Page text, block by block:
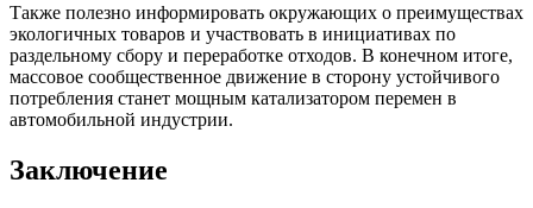
Также полезно информировать окружающих о преимуществах
экологичных товаров и участвовать в инициативах по
раздельному сбору и переработке отходов. В конечном итоге,
массовое сообщественное движение в сторону устойчивого
потребления станет мощным катализатором перемен в
автомобильной индустрии.
Заключение